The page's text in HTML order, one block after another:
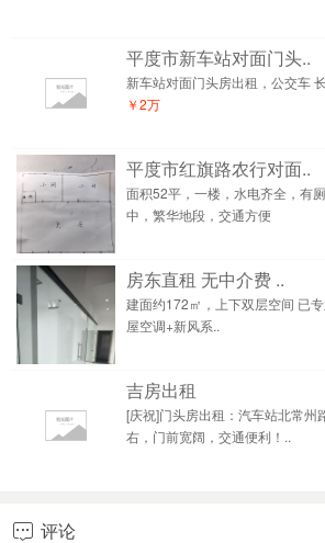
平度市新车站对面门头..
新车站对面门头房出租，公交车
￥2万
平度市红旗路农行对面..
面积52平，一楼，水电齐全，有
中，繁华地段，交通方便
房东直租 无中介费 ..
建面约172㎡，上下双层空间 已
屋空调+新风系..
吉房出租
[庆祝]门头房出租：汽车站北常州
右，门前宽阔，交通便利！..
 评论